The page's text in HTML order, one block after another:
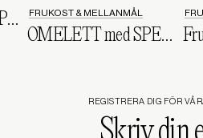
Smoothiebowl med SPIRULINA FRUKOST & MELLANMÅL
OMELETT med SPENAT, tomat & fetaost
REGISTRERA DIG FÖR